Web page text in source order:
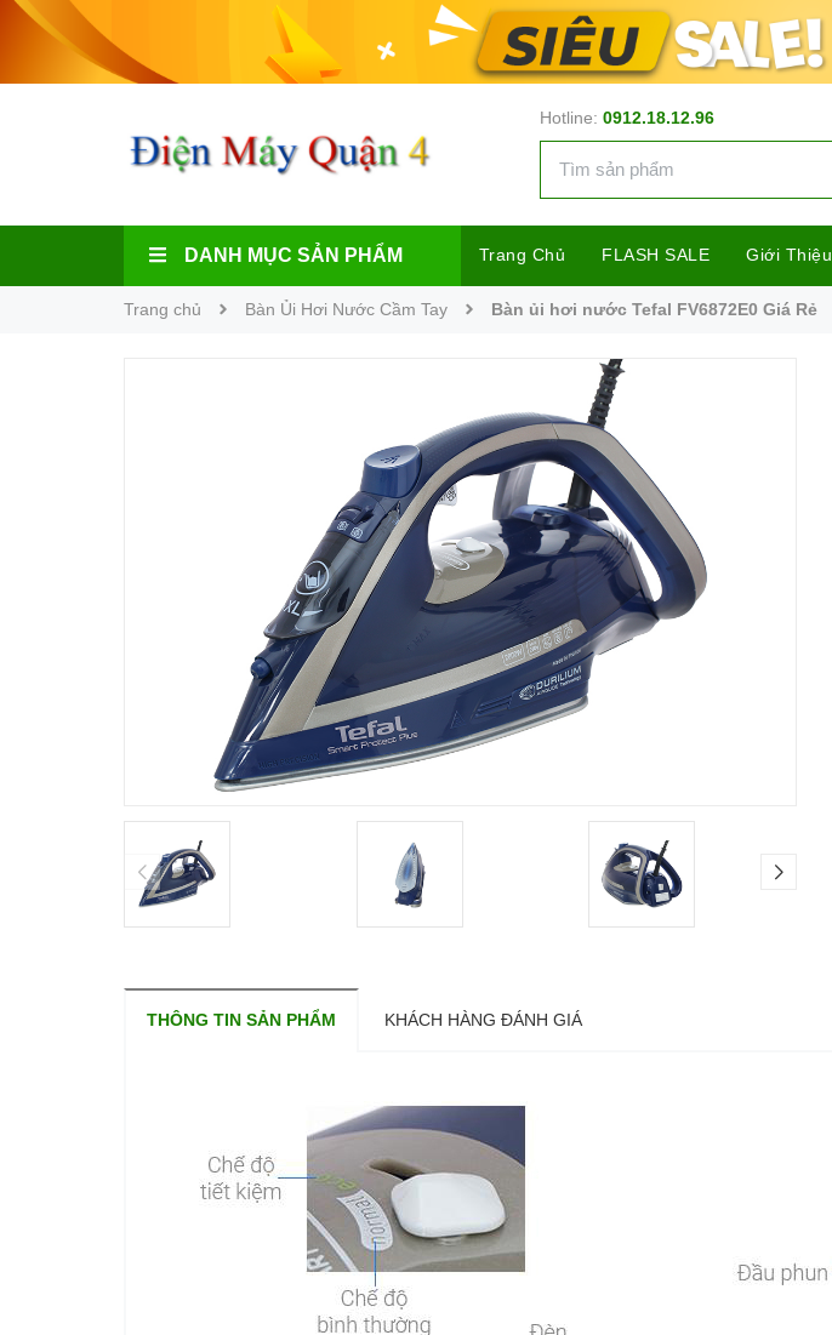
Hotline: 0912.18.12.96
DANH MỤC SẢN PHẨM Trang Chủ FLASH SALE Giới Thiệu
Trang chủ Bàn Ủi Hơi Nước Cầm Tay Bàn ủi hơi nước Tefal FV6872E0 Giá Rẻ
THÔNG TIN SẢN PHẨM KHÁCH HÀNG ĐÁNH GIÁ